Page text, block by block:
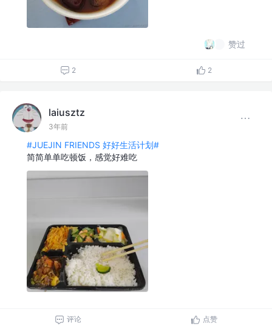
赞过
2 2
laiusztz
3年前
#JUEJIN FRIENDS 好好生活计划#
简简单单吃顿饭，感觉好难吃
评论 点赞